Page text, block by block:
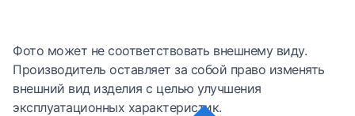
Фото может не соответствовать внешнему виду.
Производитель оставляет за собой право изменять
внешний вид изделия с целью улучшения
эксплуатационных характеристик.